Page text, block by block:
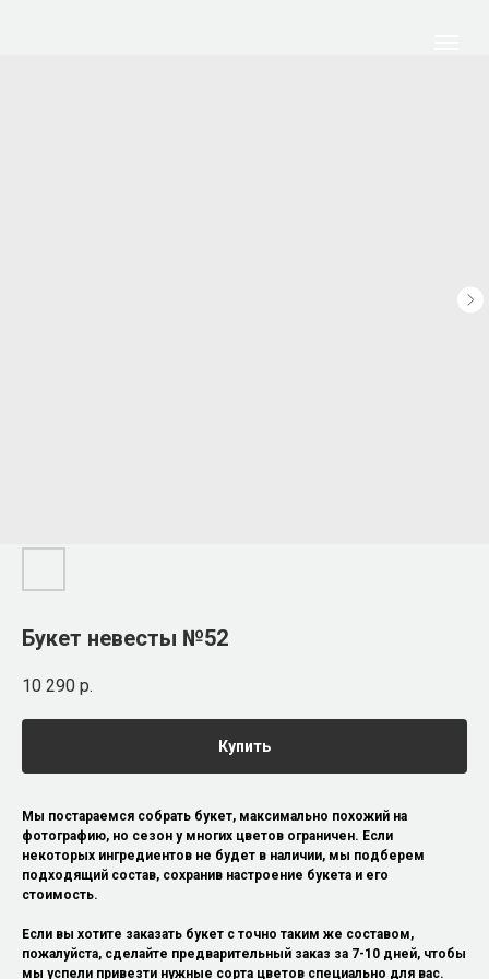
Букет невесты №52
10 290 р.
Купить
Мы постараемся собрать букет, максимально похожий на
фотографию, но сезон у многих цветов ограничен. Если
некоторых ингредиентов не будет в наличии, мы подберем
подходящий состав, сохранив настроение букета и его
стоимость.
Если вы хотите заказать букет с точно таким же составом,
пожалуйста, сделайте предварительный заказ за 7-10 дней, чтобы
мы успели привезти нужные сорта цветов специально для вас.